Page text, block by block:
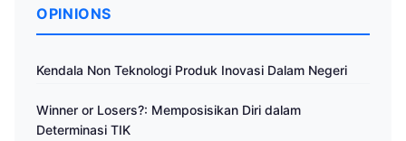
OPINIONS
Kendala Non Teknologi Produk Inovasi Dalam Negeri
Winner or Losers?: Memposisikan Diri dalam
Determinasi TIK